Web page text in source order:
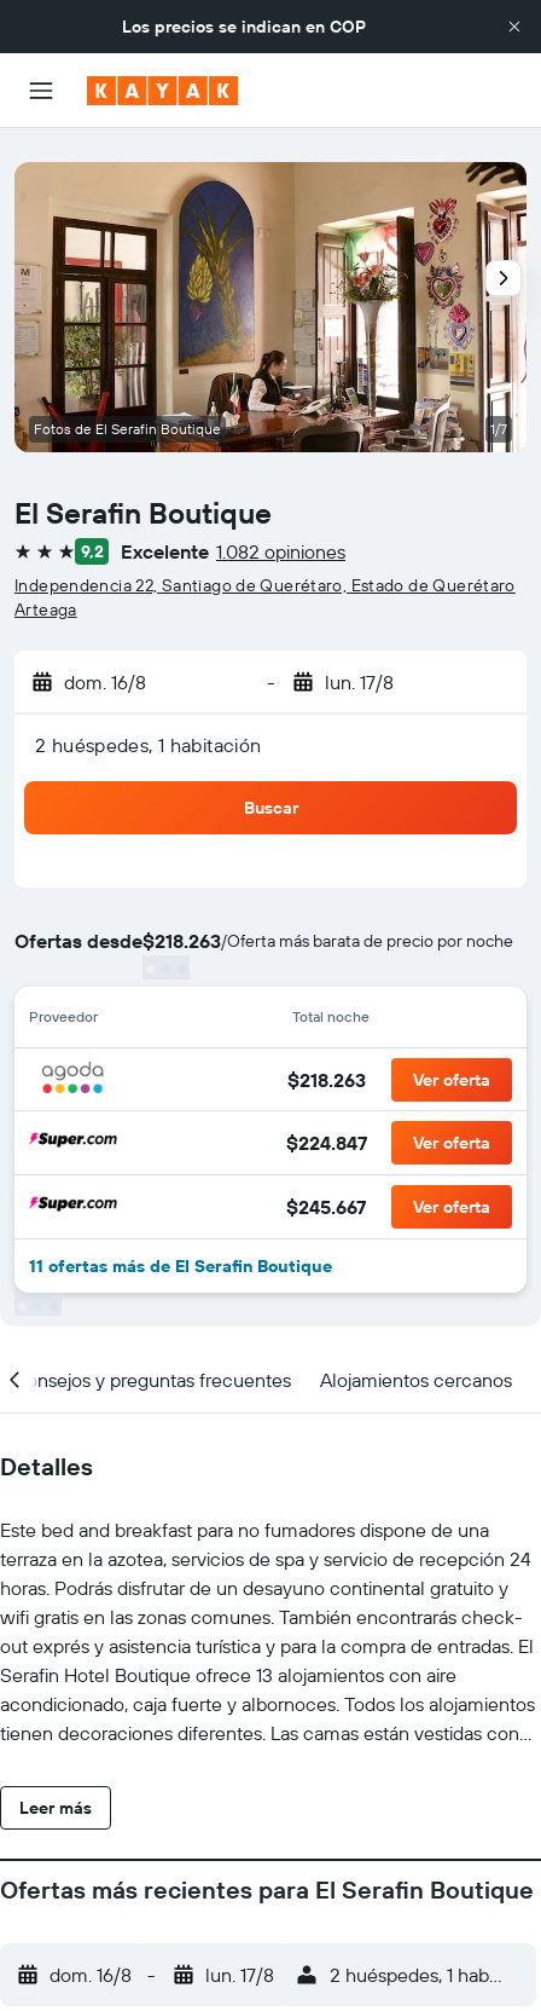
Los precios se indican en COP
El Serafin Boutique
3 estrellas
9,2 Excelente 1.082 opiniones
Independencia 22, Santiago de Querétaro, Estado de Querétaro
Arteaga
dom. 16/8 - lun. 17/8
2 huéspedes, 1 habitación
Buscar
Ofertas desde$218.263/Oferta más barata de precio por noche
Proveedor Total noche
$218.263 Ver oferta
$224.847 Ver oferta
$245.667 Ver oferta
11 ofertas más de El Serafin Boutique
Fotos de El Serafin Boutique 1/7
Consejos y preguntas frecuentes Alojamientos cercanos
Detalles
Este bed and breakfast para no fumadores dispone de una
terraza en la azotea, servicios de spa y servicio de recepción 24
horas. Podrás disfrutar de un desayuno continental gratuito y
wifi gratis en las zonas comunes. También encontrarás check-
out exprés y asistencia turística y para la compra de entradas. El
Serafin Hotel Boutique ofrece 13 alojamientos con aire
acondicionado, caja fuerte y albornoces. Todos los alojamientos
tienen decoraciones diferentes. Las camas están vestidas con
canales por cable. Los baños están equipados con ducha,
artículos de higiene personal gratuitos y secador de pelo. Los
acceso a Internet wifi gratis. Los servicios para las personas de
negocios incluyen teléfono con llamadas locales gratuitas
todos los días y es posible solicitar tabla de planchar con
Leer más
Ofertas más recientes para El Serafin Boutique
dom. 16/8 - lun. 17/8 2 huéspedes, 1